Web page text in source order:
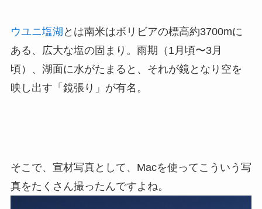
ウユニ塩湖 とは南米はボリビアの標高約3700mに
ある、広大な塩の固まり。雨期（1月頃〜3月
頃）、湖面に水がたまると、それが鏡となり空を
映し出す「鏡張り」が有名。
そこで、宣材写真として、Macを使ってこういう写
真をたくさん撮ったんですよね。